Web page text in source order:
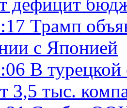
Трамп
с Японией
В
3,5 тыс.